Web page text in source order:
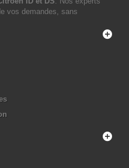
vos demandes, sans